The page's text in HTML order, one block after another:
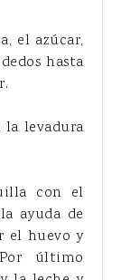
el azúcar,
hasta
levadura
con el
ayuda de
el huevo y
último